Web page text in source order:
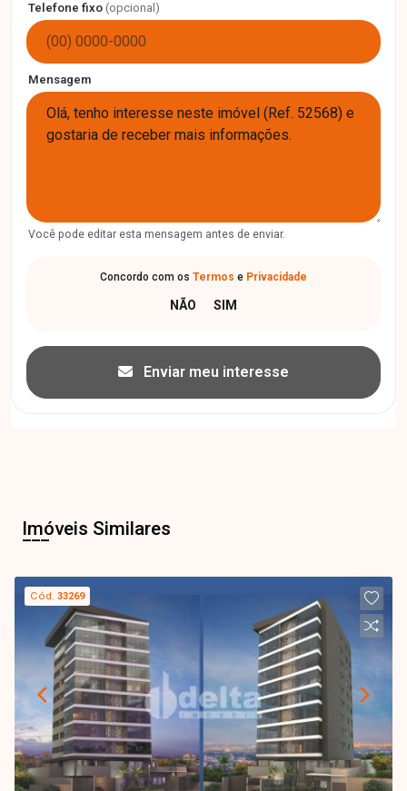
Telefone fixo (opcional)
Mensagem
Você pode editar esta mensagem antes de enviar.
Concordo com os Termos e Privacidade
Enviar meu interesse
Imóveis Similares
Cód.33269